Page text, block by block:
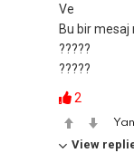
Ve
Bu bir mesaj
?????
?????
2
View